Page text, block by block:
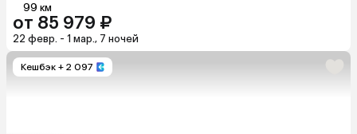
99 км
от 85 979 ₽
22 февр. - 1 мар., 7 ночей
Кешбэк + 2 097